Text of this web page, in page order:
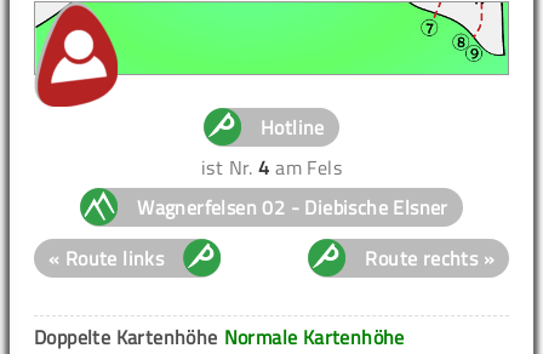
Hotline
ist Nr.4 am Fels
Wagnerfelsen 02 - Diebische Elsner
« Route links
Route rechts »
Normale Kartenhöhe
Doppelte Kartenhöhe